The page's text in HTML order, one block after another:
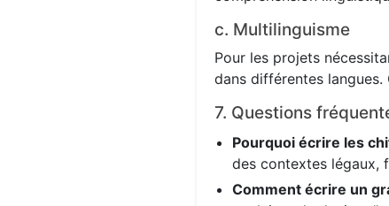
c. Multilinguisme
Pour les projets
dans différentes
7. Questions
Pourquoi écrire les
des contextes légaux,
Comment écrire un